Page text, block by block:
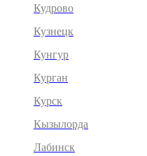
Кудрово
Кузнецк
Кунгур
Курган
Курск
Кызылорда
Лабинск